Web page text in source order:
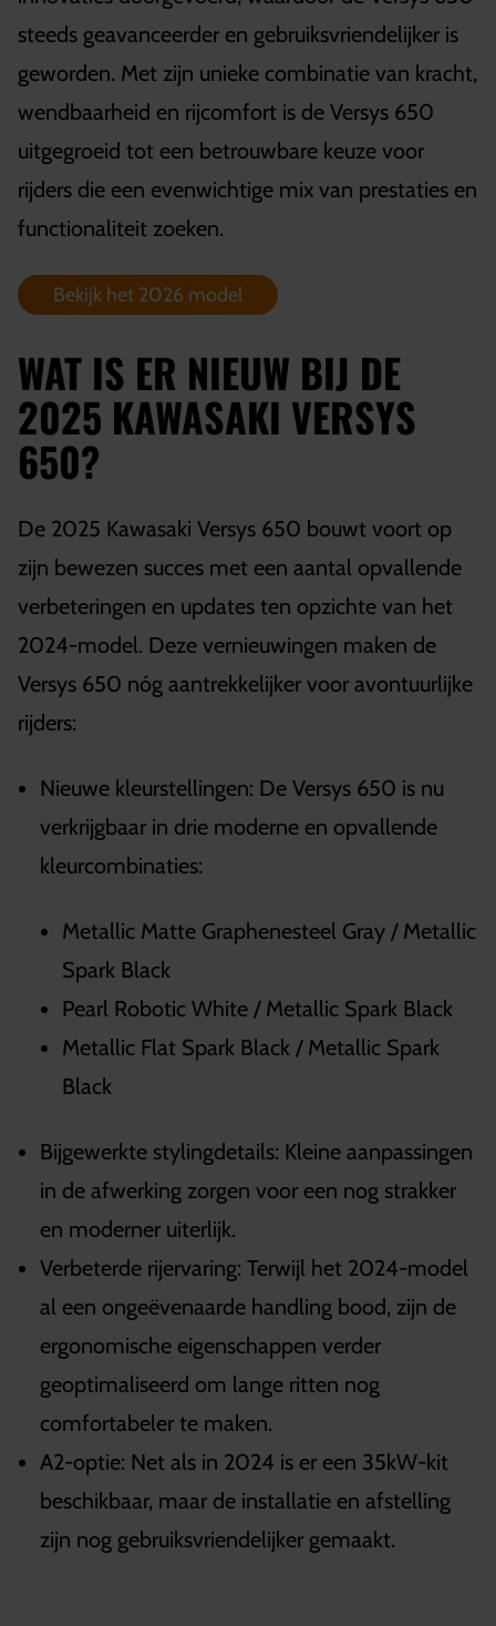
steeds geavanceerder en gebruiksvriendelijker is
geworden. Met zijn unieke combinatie van kracht,
wendbaarheid en rijcomfort is de Versys 650
uitgegroeid tot een betrouwbare keuze voor
rijders die een evenwichtige mix van prestaties en
functionaliteit zoeken.
Bekijk het 2026 model
WAT IS ER NIEUW BIJ DE
2025 KAWASAKI VERSYS
650?
De 2025 Kawasaki Versys 650 bouwt voort op
zijn bewezen succes met een aantal opvallende
verbeteringen en updates ten opzichte van het
2024-model. Deze vernieuwingen maken de
Versys 650 nóg aantrekkelijker voor avontuurlijke
rijders:
Nieuwe kleurstellingen: De Versys 650 is nu
verkrijgbaar in drie moderne en opvallende
kleurcombinaties:
Metallic Matte Graphenesteel Gray / Metallic
Spark Black
Pearl Robotic White / Metallic Spark Black
Metallic Flat Spark Black / Metallic Spark
Black
Bijgewerkte stylingdetails: Kleine aanpassingen
in de afwerking zorgen voor een nog strakker
en moderner uiterlijk.
Verbeterde rijervaring: Terwijl het 2024-model
al een ongeëvenaarde handling bood, zijn de
ergonomische eigenschappen verder
geoptimaliseerd om lange ritten nog
comfortabeler te maken.
A2-optie: Net als in 2024 is er een 35kW-kit
beschikbaar, maar de installatie en afstelling
zijn nog gebruiksvriendelijker gemaakt.